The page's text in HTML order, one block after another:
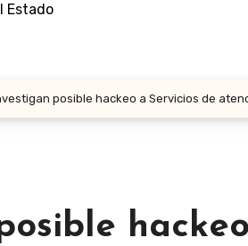
Estado
posible hackeo a Servicios de